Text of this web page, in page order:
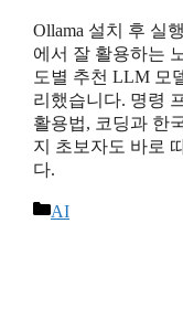
Ollama 설치 후 실
에서 잘 활용하는
도별 추천 LLM 모
리했습니다. 명령
활용법, 코딩과 한
지 초보자도 바로
다.
카
AI